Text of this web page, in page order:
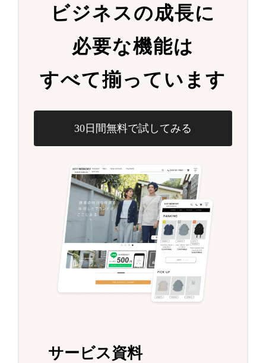
ビジネスの成長に
必要な機能は
すべて揃っています
30日間無料で試してみる
サービス資料